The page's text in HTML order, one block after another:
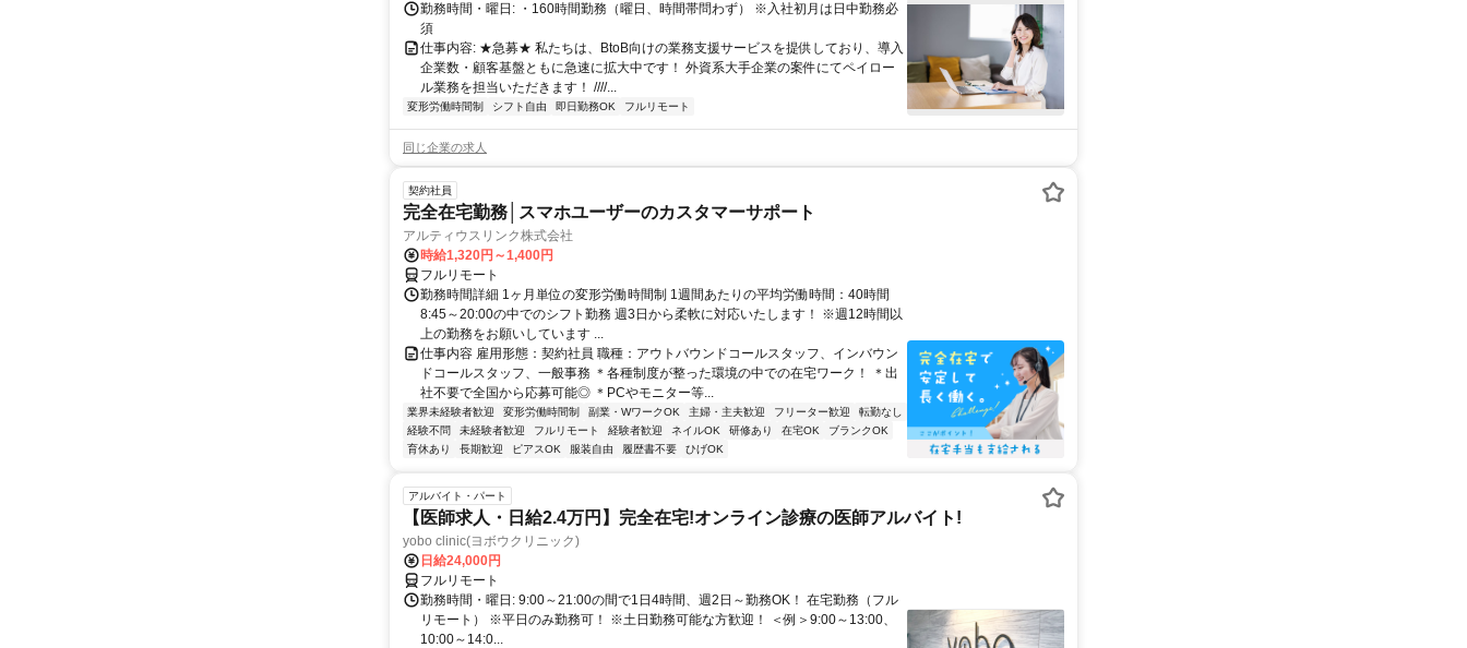
勤務時間・曜日: ・160時間勤務（曜日、時間帯問わず） ※入社初月は日中勤務必
須
仕事内容: ★急募★ 私たちは、BtoB向けの業務支援サービスを提供しており、導入
企業数・顧客基盤ともに急速に拡大中です！ 外資系大手企業の案件にてペイロー
ル業務を担当いただきます！ ////...
変形労働時間制 シフト自由 即日勤務OK フルリモート
同じ企業の求人
契約社員
完全在宅勤務│スマホユーザーのカスタマーサポート
アルティウスリンク株式会社
時給1,320円～1,400円
フルリモート
勤務時間詳細 1ヶ月単位の変形労働時間制 1週間あたりの平均労働時間：40時間
8:45～20:00の中でのシフト勤務 週3日から柔軟に対応いたします！ ※週12時間以
上の勤務をお願いしています ...
仕事内容 雇用形態：契約社員 職種：アウトバウンドコールスタッフ、インバウン
ドコールスタッフ、一般事務 ＊各種制度が整った環境の中での在宅ワーク！ ＊出
社不要で全国から応募可能◎ ＊PCやモニター等...
業界未経験者歓迎 変形労働時間制 副業・WワークOK 主婦・主夫歓迎 フリーター歓迎
転勤なし
経験不問
未経験者歓迎 フルリモート 経験者歓迎 ネイルOK 研修あり 在宅OK
ブランクOK
育休あり
長期歓迎 ピアスOK 服装自由 履歴書不要 ひげOK
アルバイト・パート
【医師求人・日給2.4万円】完全在宅!オンライン診療の医師アルバイト!
yobo clinic(ヨボウクリニック)
日給24,000円
フルリモート
勤務時間・曜日: 9:00～21:00の間で1日4時間、週2日～勤務OK！ 在宅勤務（フル
リモート） ※平日のみ勤務可！ ※土日勤務可能な方歓迎！ ＜例＞9:00～13:00、
10:00～14:0...